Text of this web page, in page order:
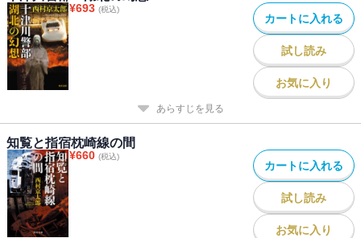
¥693 (税込)
カートに入れる
試し読み
お気に入り
あらすじを見る
知覧と指宿枕崎線の間
¥660 (税込)
カートに入れる
試し読み
お気に入り